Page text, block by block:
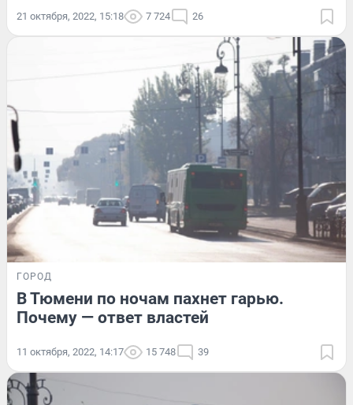
21 октября, 2022, 15:18 7 724 26
ГОРОД
В Тюмени по ночам пахнет гарью.
Почему — ответ властей
11 октября, 2022, 14:17 15 748 39